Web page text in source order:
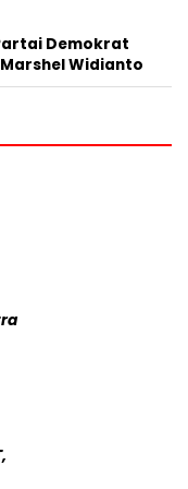
Demokrat
Widianto